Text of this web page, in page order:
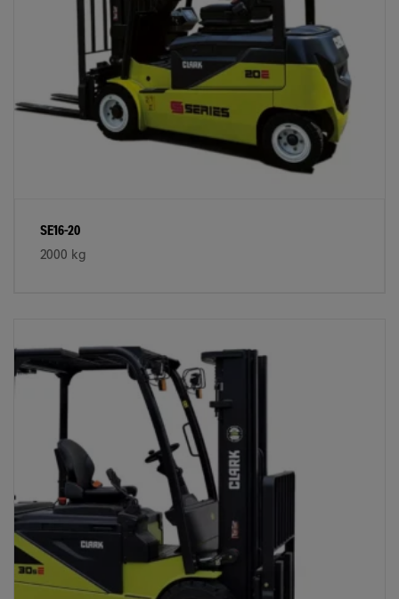
SE16-20
2000 kg